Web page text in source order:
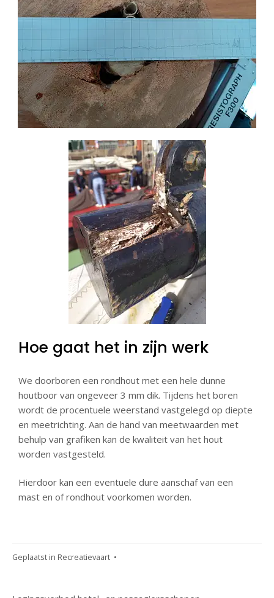
Hoe gaat het in zijn werk
We doorboren een rondhout met een hele dunne
houtboor van ongeveer 3 mm dik. Tijdens het boren
wordt de procentuele weerstand vastgelegd op diepte
en meetrichting. Aan de hand van meetwaarden met
behulp van grafiken kan de kwaliteit van het hout
worden vastgesteld.
Hierdoor kan een eventuele dure aanschaf van een
mast en of rondhout voorkomen worden.
Geplaatst in Recreatievaart •